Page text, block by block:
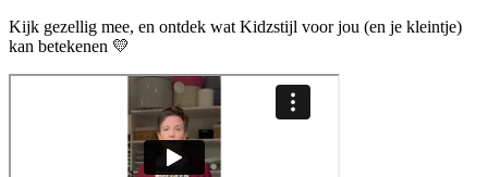
Kijk gezellig mee, en ontdek wat Kidzstijl voor jou (en je kleintje)
kan betekenen 💛